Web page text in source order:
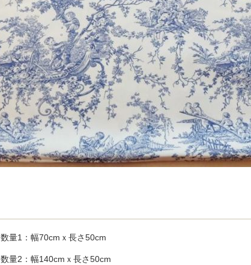
数量1：幅70cmｘ長さ50cm
数量2：幅140cmｘ長さ50cm